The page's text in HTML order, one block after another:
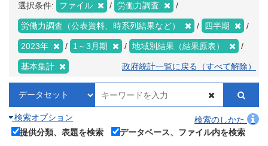
選択条件: ファイル 労働力調査
労働力調査（公表資料、時系列結果など） 四半期
2023年 1～3月期 地域別結果（結果原表）
基本集計 政府統計一覧に戻る（すべて解除）
検索オプション
検索のしかた
提供分類、表題を検索
データベース、ファイル内を検索